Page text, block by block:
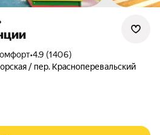
•4.9 (1406)
/ пер. Красноперевальский